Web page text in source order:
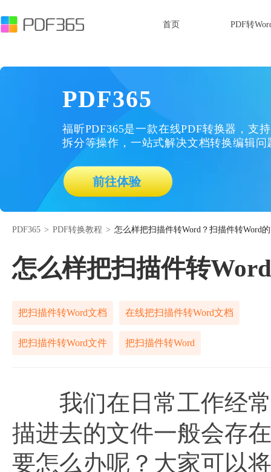
首页 PDF转
PDF365
福昕PDF365是一款在线PDF转换器，支
拆分等操作，一站式解决文档转换编辑问
前往体验
PDF365 > PDF转换教程 > 怎么样把扫描件转Word？扫描件转Word
怎么样把扫描件转
把扫描件转Word文档 在线把扫描件转Word文档
把扫描件转Word文件 把扫描件转Word
我们在日常工作经常
描进去的文件一般会存
要怎么办呢？大家可以将